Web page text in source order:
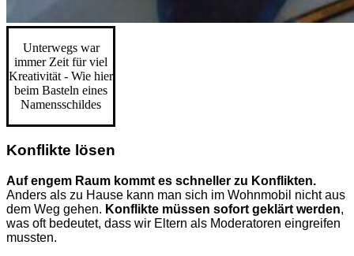
Unterwegs war
immer Zeit für viel
Kreativität - Wie hier
beim Basteln eines
Namensschildes
Konflikte lösen
Auf engem Raum kommt es schneller zu Konflikten.
Anders als zu Hause kann man sich im Wohnmobil nicht aus
dem Weg gehen. Konflikte müssen sofort geklärt werden,
was oft bedeutet, dass wir Eltern als Moderatoren eingreifen
mussten.